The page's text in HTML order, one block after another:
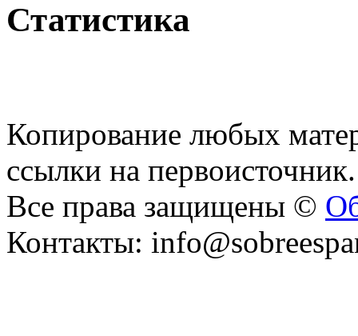
Статистика
Копирование любых
ссылки на первоисточник.
Все права защищены ©
Контакты: